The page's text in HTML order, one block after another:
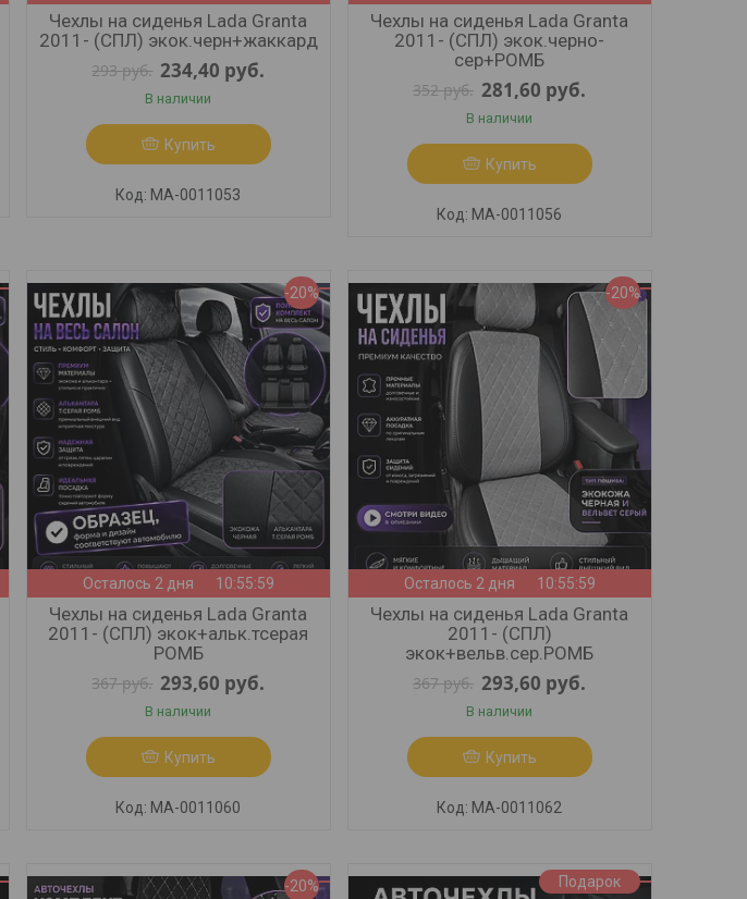
Чехлы на сиденья Lada Granta
2011- (СПЛ) экок.черн+жаккард
293руб. 234,40 руб.
В наличии
Купить
МА-0011053
Чехлы на сиденья Lada Granta
2011- (СПЛ) экок.черно-
сер+РОМБ
352руб. 281,60 руб.
В наличии
Купить
МА-0011056
-20%
Осталось 2 дня 10:55:57
Чехлы на сиденья Lada Granta
2011- (СПЛ) экок+альк.тсерая
РОМБ
367руб. 293,60 руб.
В наличии
Купить
МА-0011060
-20%
Осталось 2 дня 10:55:57
Чехлы на сиденья Lada Granta
2011- (СПЛ)
экок+вельв.сер.РОМБ
367руб. 293,60 руб.
В наличии
Купить
МА-0011062
-20% Подарок